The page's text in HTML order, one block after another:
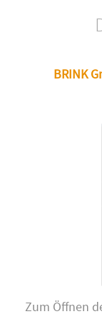
BRINK
Zum Öffnen